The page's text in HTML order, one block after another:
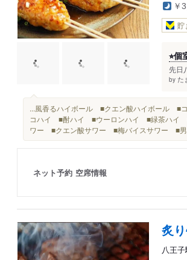
￥
貯
⭐︎
先日
by た
...風香るハイボール ■クエン酸ハイボール ■
コハイ ■酎ハイ ■ウーロンハイ ■緑茶ハイ
ワー ■クエン酸サワー ■梅バイスサワー ■
ネット予約 空席情報
炙
八王